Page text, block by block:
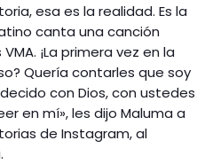
esa es la realidad. Es la
canta una canción
¡La primera vez en la
Quería contarles que soy
con Dios, con ustedes
en mí», les dijo Maluma a
de Instagram, al